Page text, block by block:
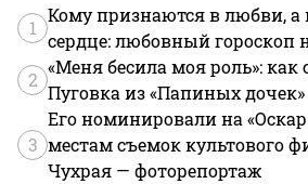
1
Кому признаются в любви, а
сердце: любовный гороскоп
2
«Меня бесила моя роль»: как
Пуговка из «Папиных дочек»
3
Его номинировали на
местам съемок культового
Чухрая — фоторепортаж